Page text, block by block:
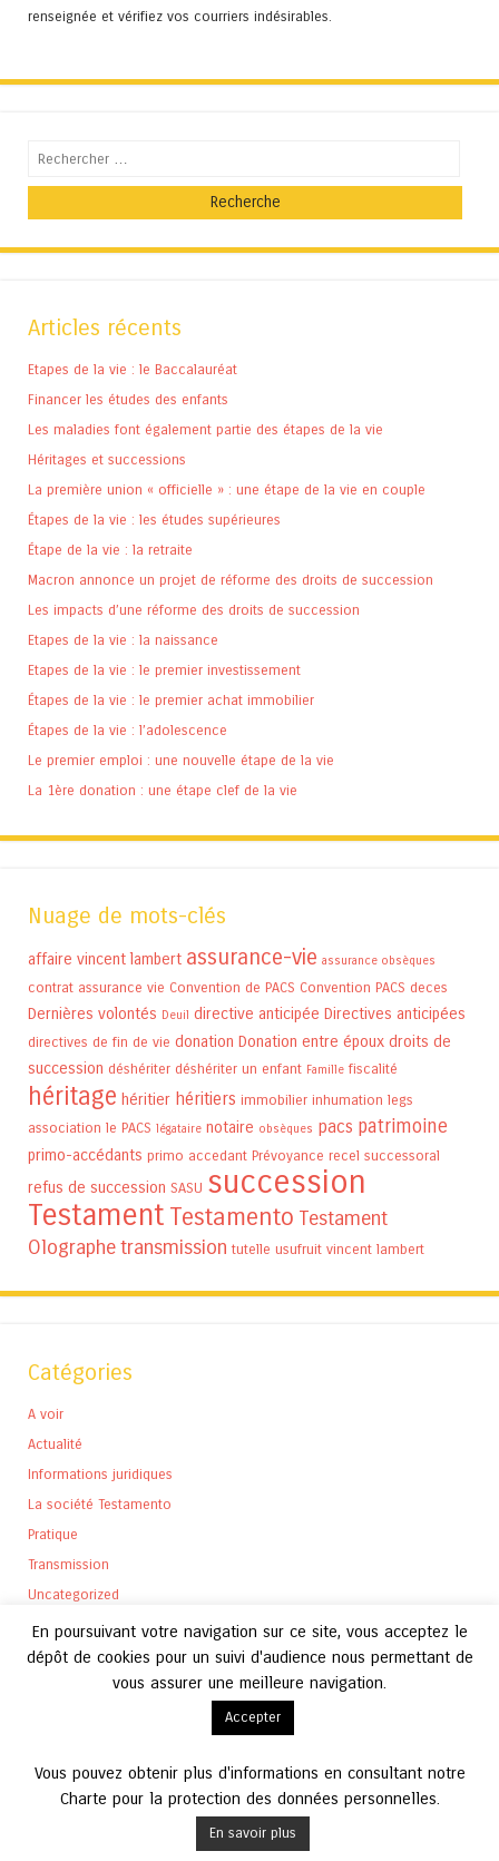
renseignée et vérifiez vos courriers indésirables.
Recherche
Articles récents
Etapes de la vie : le Baccalauréat
Financer les études des enfants
Les maladies font également partie des étapes de la vie
Héritages et successions
La première union « officielle » : une étape de la vie en couple
Étapes de la vie : les études supérieures
Étape de la vie : la retraite
Macron annonce un projet de réforme des droits de succession
Les impacts d’une réforme des droits de succession
Etapes de la vie : la naissance
Etapes de la vie : le premier investissement
Étapes de la vie : le premier achat immobilier
Étapes de la vie : l’adolescence
Le premier emploi : une nouvelle étape de la vie
La 1ère donation : une étape clef de la vie
Nuage de mots-clés
affaire vincent lambert assurance-vie assurance obsèques
contrat assurance vie Convention de PACS Convention PACS deces
Dernières volontés Deuil directive anticipée Directives anticipées
directives de fin de vie donation Donation entre époux droits de
succession déshériter déshériter un enfant Famille fiscalité
héritage héritier héritiers immobilier inhumation legs
association le PACS légataire notaire obsèques pacs patrimoine
primo-accédants primo accedant Prévoyance recel successoral
refus de succession SASU succession
Testament Testamento Testament
Olographetransmission tutelle usufruit vincent lambert
Catégories
A voir
Actualité
Informations juridiques
La société Testamento
Pratique
Transmission
Uncategorized
En poursuivant votre navigation sur ce site, vous acceptez le
dépôt de cookies pour un suivi d'audience nous permettant de
vous assurer une meilleure navigation.
Accepter
Vous pouvez obtenir plus d'informations en consultant notre
Charte pour la protection des données personnelles.
En savoir plus